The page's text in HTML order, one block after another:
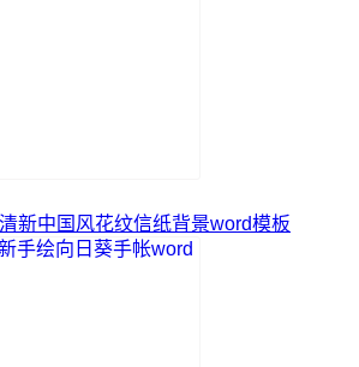
新中国风花纹信纸背景word模板